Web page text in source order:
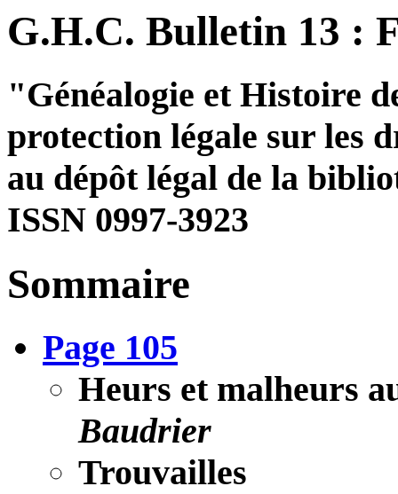
G.H.C. Bulletin 13 :
"Généalogie et Histoire
protection légale sur les
au dépôt légal de la
ISSN 0997-3923
Sommaire
Page 105
Heurs et malheurs
Baudrier
Trouvailles